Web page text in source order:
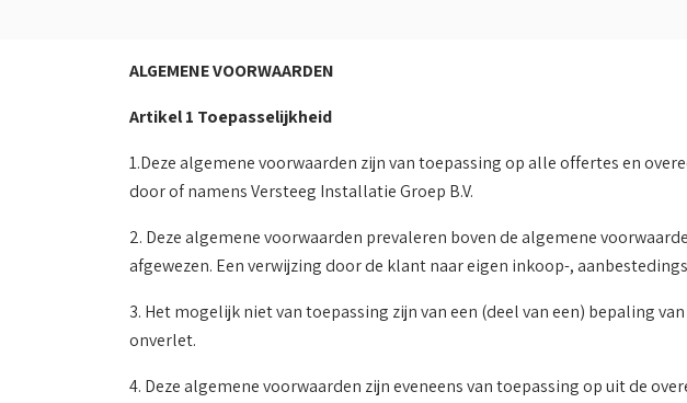
ALGEMENE VOORWAARDEN
Artikel 1 Toepasselijkheid
1.Deze algemene voorwaarden zijn van toepassing op alle offertes en
door of namens Versteeg Installatie Groep B.V.
2. Deze algemene voorwaarden prevaleren boven de algemene
afgewezen. Een verwijzing door de klant naar eigen inkoop-,
3. Het mogelijk niet van toepassing zijn van een (deel van een) bepaling
onverlet.
4. Deze algemene voorwaarden zijn eveneens van toepassing op uit de